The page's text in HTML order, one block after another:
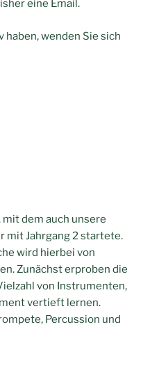
eine Email.
haben, wenden Sie sich
mit dem auch unsere
mit Jahrgang 2 startete.
wird hierbei von
Zunächst erproben die
von Instrumenten,
vertieft lernen.
Percussion und